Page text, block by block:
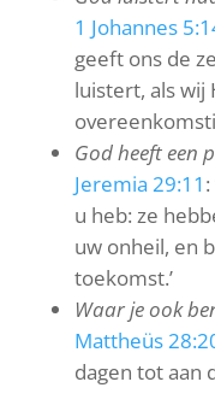
1 Johannes
geeft ons de
luistert, als wij
God heeft een
Jeremia 29:11 :
u heb: ze
uw onheil, en
toekomst.’
Waar je ook
Mattheüs
dagen tot aan